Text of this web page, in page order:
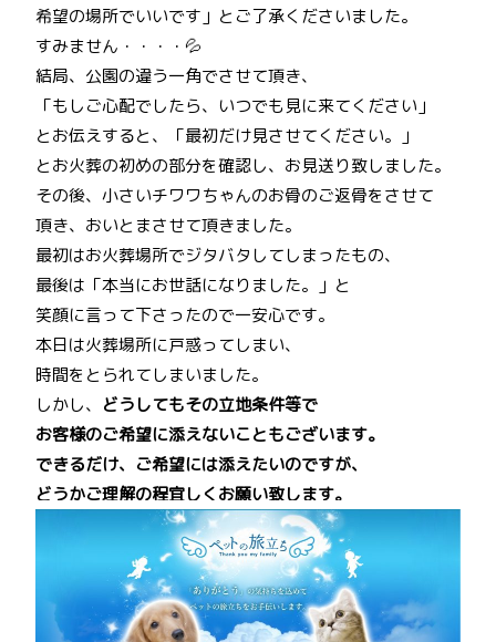
希望の場所でいいです」とご了承くださいました。
すみません・・・・💦
結局、公園の違う一角でさせて頂き、
「もしご心配でしたら、いつでも見に来てください」
とお伝えすると、「最初だけ見させてください。」
とお火葬の初めの部分を確認し、お見送り致しました。
その後、小さいチワワちゃんのお骨のご返骨をさせて
頂き、おいとまさせて頂きました。
最初はお火葬場所でジタバタしてしまったもの、
最後は「本当にお世話になりました。」と
笑顔に言って下さったので一安心です。
本日は火葬場所に戸惑ってしまい、
時間をとられてしまいました。
しかし、 どうしてもその立地条件等で
お客様のご希望に添えないこともございます。
できるだけ、ご希望には添えたいのですが、
どうかご理解の程宜しくお願い致します。